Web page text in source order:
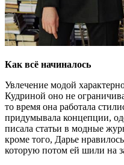
Как всё начиналось
Увлечение модой
Кудриной оно не
то время она работала
придумывала концепции,
писала статьи в модные
кроме того, Дарье
которую потом ей шили на